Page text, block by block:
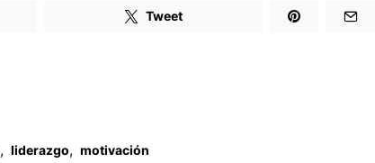
Tweet
, liderazgo, motivación